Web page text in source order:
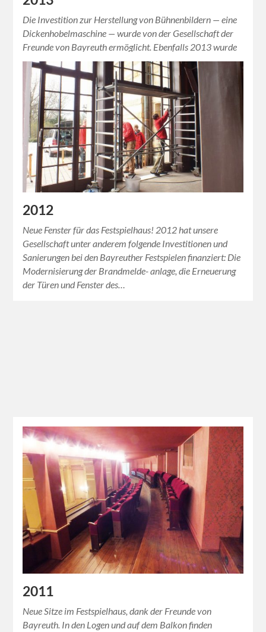
Die Investition zur Herstellung von Bühnenbildern — eine
Dickenhobelmaschine — wurde von der Gesellschaft der
Freunde von Bayreuth ermöglicht. Ebenfalls 2013 wurde
die Wäscherei im Festspielhaus (Bild) erneuert. Freund sein
bedeutet…
2012
Neue Fenster für das Festspielhaus! 2012 hat unsere
Gesellschaft unter anderem folgende Investitionen und
Sanierungen bei den Bayreuther Festspielen finanziert: Die
Modernisierung der Brandmelde- anlage, die Erneuerung
der Türen und Fenster des…
2011
Neue Sitze im Festspielhaus, dank der Freunde von
Bayreuth. In den Logen und auf dem Balkon finden